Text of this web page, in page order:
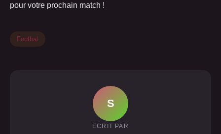
pour votre prochain match !
Footbal
S
ECRIT PAR